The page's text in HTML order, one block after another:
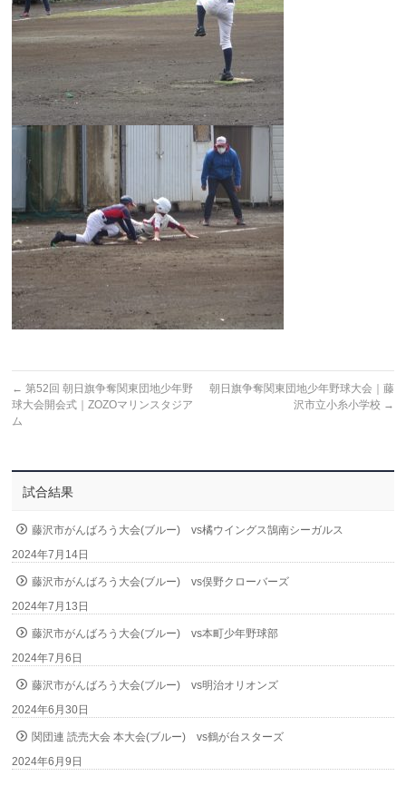
← 第52回 朝日旗争奪関東団地少年野
球大会開会式｜ZOZOマリンスタジア
ム
朝日旗争奪関東団地少年野球大会｜藤
沢市立小糸小学校 →
試合結果
藤沢市がんばろう大会(ブルー) vs橘ウイングス鵠南シーガルス
2024年7月14日
藤沢市がんばろう大会(ブルー) vs俣野クローバーズ
2024年7月13日
藤沢市がんばろう大会(ブルー) vs本町少年野球部
2024年7月6日
藤沢市がんばろう大会(ブルー) vs明治オリオンズ
2024年6月30日
関団連 読売大会 本大会(ブルー) vs鶴が台スターズ
2024年6月9日